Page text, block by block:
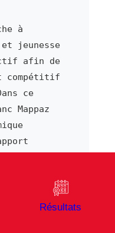
à
jeunesse
afin de
compétitif
ce
Mappaz
des
qui
Résultats